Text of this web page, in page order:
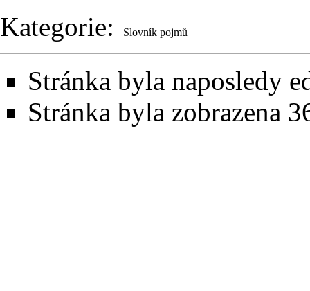
Kategorie: Slovník pojmů
Stránka byla naposledy
Stránka byla zobrazena